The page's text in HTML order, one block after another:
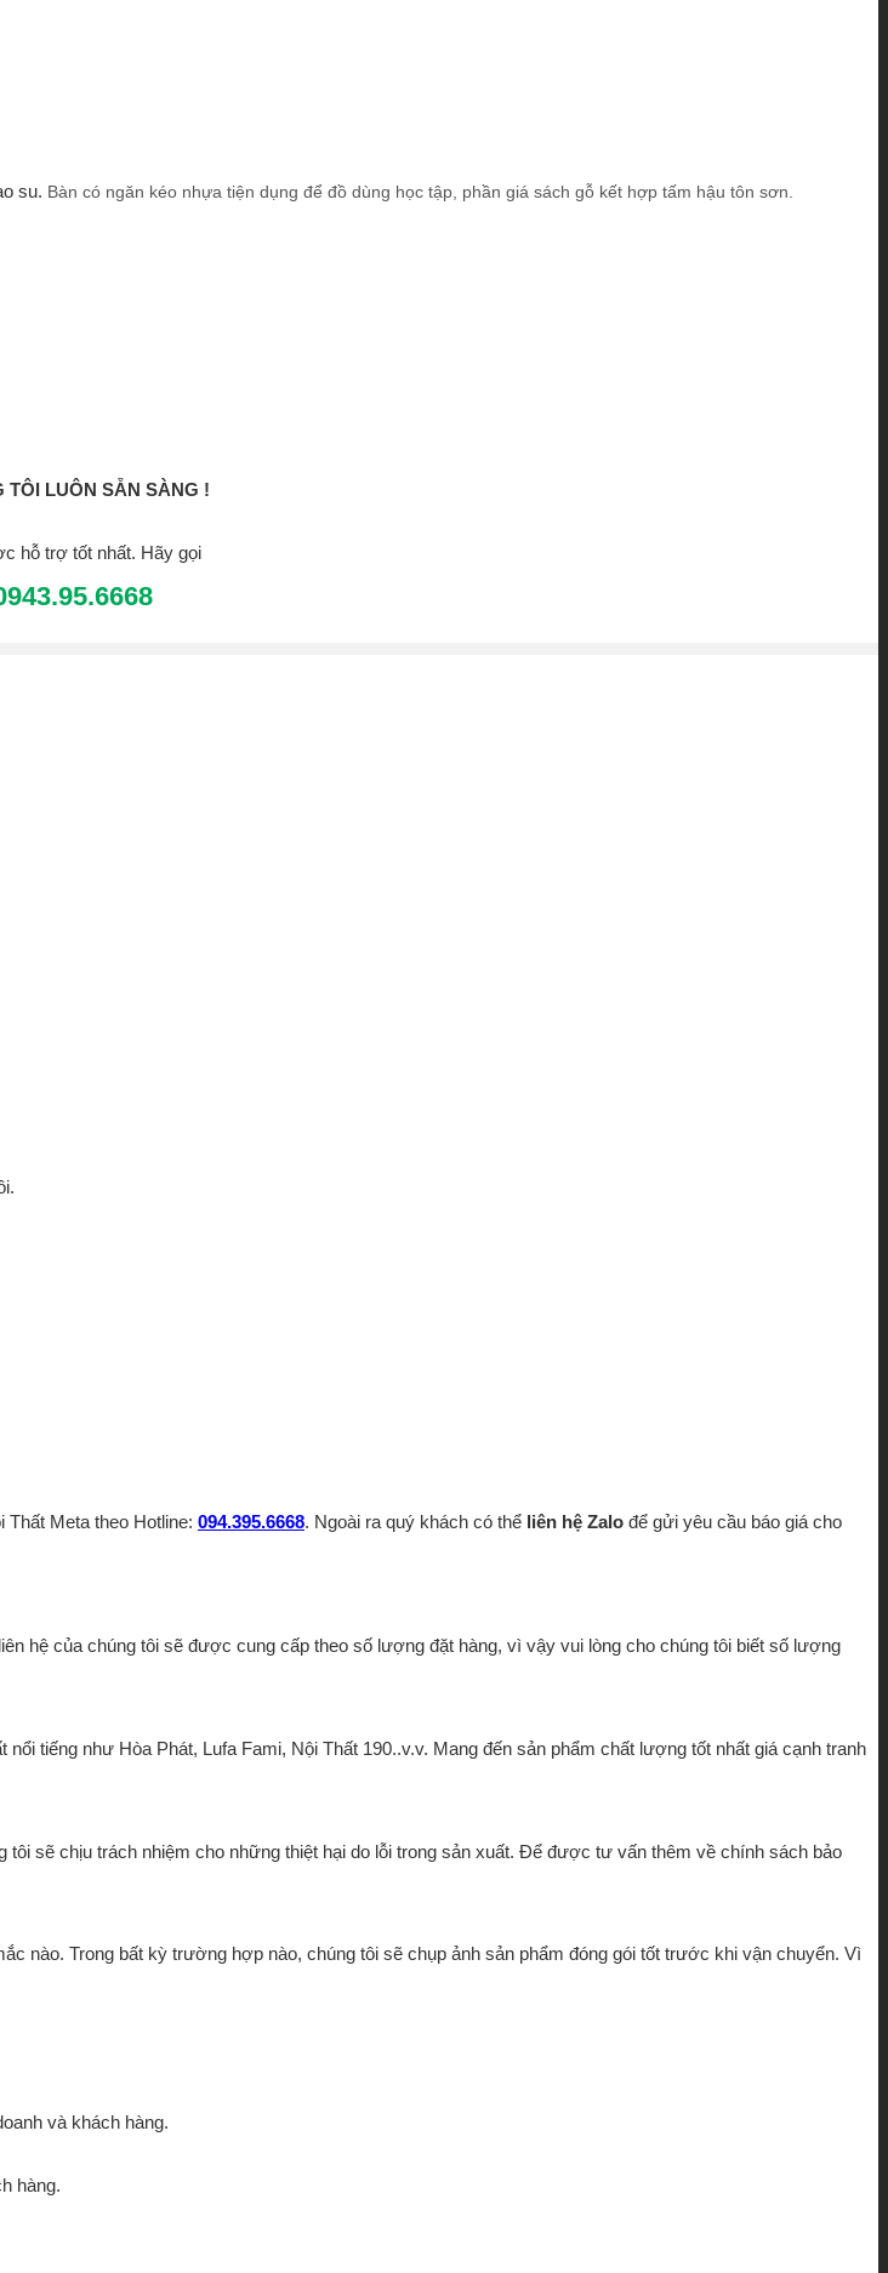
su. Bàn có ngăn kéo nhựa tiện dụng để đồ dùng học tập, phần giá sách gỗ kết hợp tấm hậu tôn sơn.
TÔI LUÔN SẴN SÀNG !
hỗ trợ tốt nhất. Hãy gọi
Meta theo Hotline: 094.395.6668. Ngoài ra quý khách có thể liên hệ Zalo để gửi yêu cầu báo giá cho
hệ của chúng tôi sẽ được cung cấp theo số lượng đặt hàng, vì vậy vui lòng cho chúng tôi biết số lượng
tiếng như Hòa Phát, Lufa Fami, Nội Thất 190..v.v. Mang đến sản phẩm chất lượng tốt nhất giá cạnh tranh
sẽ chịu trách nhiệm cho những thiệt hại do lỗi trong sản xuất. Để được tư vấn thêm về chính sách bảo
nào. Trong bất kỳ trường hợp nào, chúng tôi sẽ chụp ảnh sản phẩm đóng gói tốt trước khi vận chuyển. Vì
và khách hàng.
hàng.